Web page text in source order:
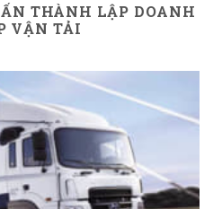
THÀNH LẬP DOANH
VẬN TẢI